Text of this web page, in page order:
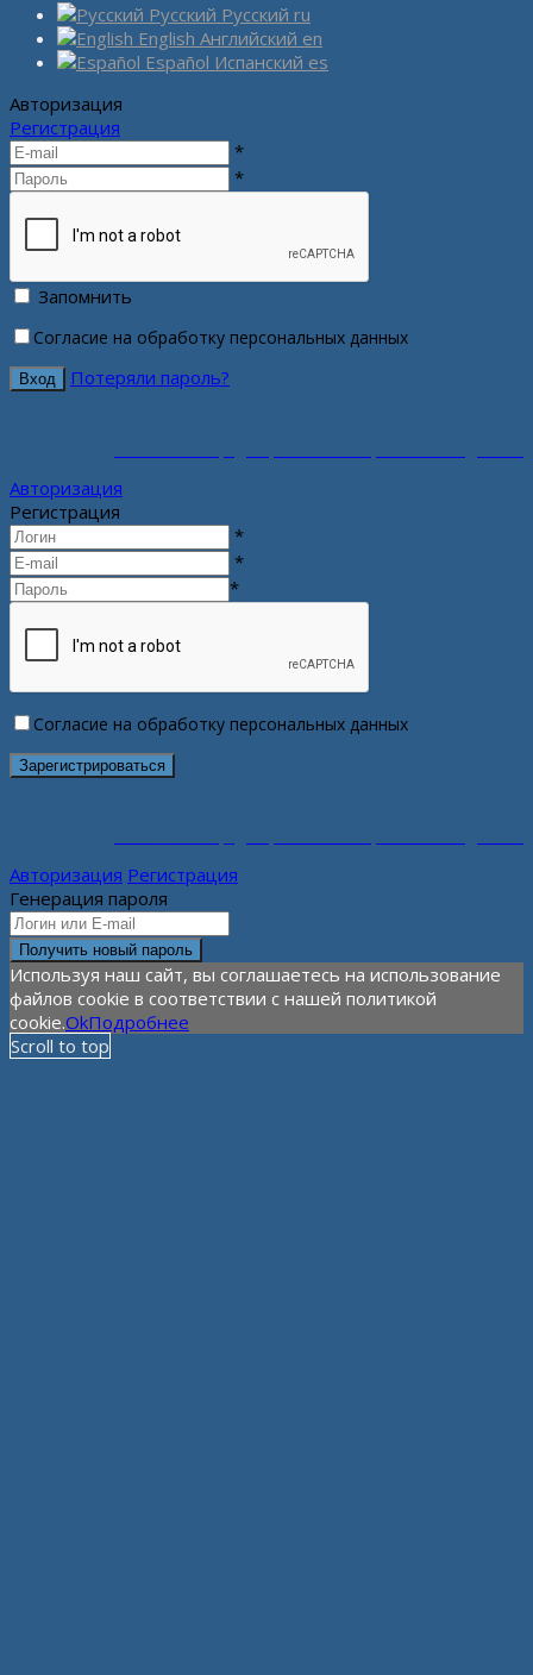
Русский Русский ru
English Английский en
Español Испанский es
Авторизация
Регистрация
*
*
Запомнить
Согласие на обработку персональных данных
Потеряли пароль?
Авторизация
Регистрация
*
*
*
Согласие на обработку персональных данных
Авторизация Регистрация
Генерация пароля
Используя наш сайт, вы соглашаетесь на использование
файлов cookie в соответствии с нашей политикой
cookie.OkПодробнее
Scroll to top